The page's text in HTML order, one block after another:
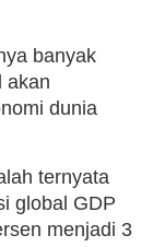
banyak
akan
dunia
ternyata
global GDP
menjadi 3